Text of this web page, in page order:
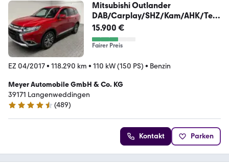
Mitsubishi Outlander
DAB/Carplay/SHZ/Kam/AHK/Tem
pom./18-LM
15.900 €
Fairer Preis
EZ 04/2017• 118.290 km • 110 kW (150 PS) • Benzin
Meyer Automobile GmbH & Co. KG
39171 Langenweddingen
4.6 Sterne
(489)
Kontakt Parken